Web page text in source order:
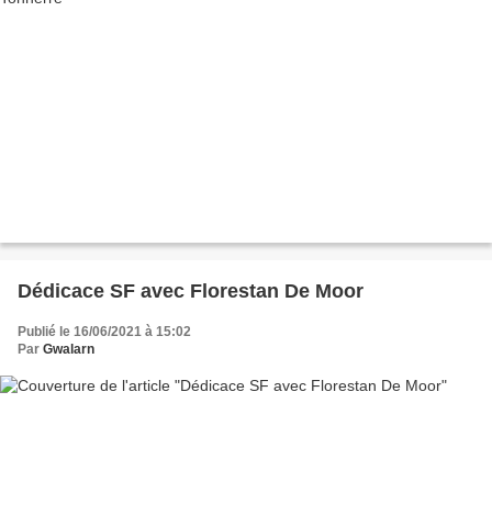
Dédicace SF avec Florestan De Moor
Publié le 16/06/2021 à 15:02
Par Gwalarn